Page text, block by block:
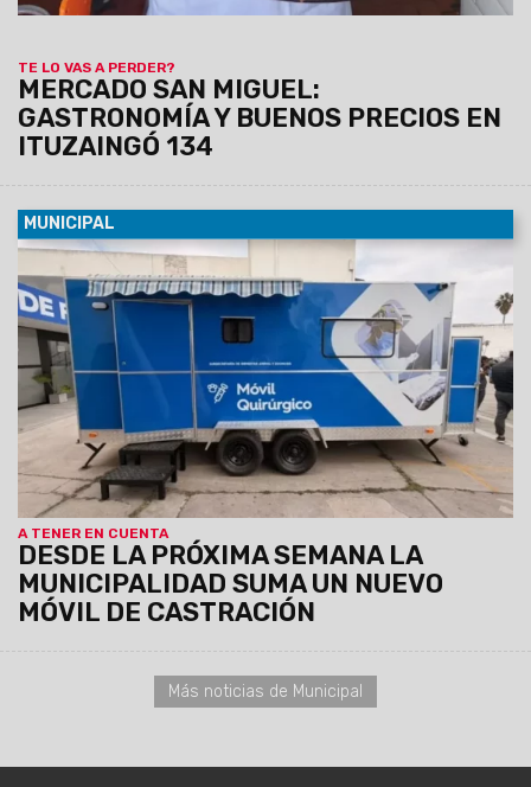
TE LO VAS A PERDER?
MERCADO SAN MIGUEL:
GASTRONOMÍA Y BUENOS PRECIOS EN
ITUZAINGÓ 134
MUNICIPAL
A TENER EN CUENTA
DESDE LA PRÓXIMA SEMANA LA
MUNICIPALIDAD SUMA UN NUEVO
MÓVIL DE CASTRACIÓN
08/08/2026 La unidad, equipada con dos camillas, será
instalada de manera fija del lunes 10 al viernes 14 de agosto
en el SUM del barrio Sanidad, donde atenderá de 8.30 a 13 hs.
Los turnos se entregarán previamente vía Whatsapp
comunicándose al: 3872102659 y 3874861402
Más noticias de Municipal